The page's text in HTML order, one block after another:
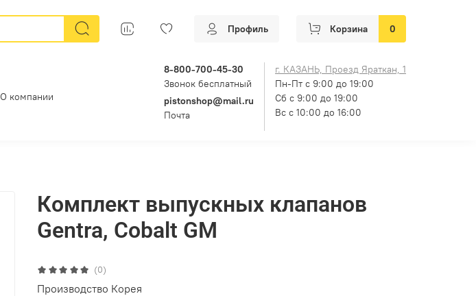
Профиль Корзина 0
О компании
8-800-700-45-30
Звонок бесплатный
pistonshop@mail.ru
Почта
г. КАЗАНЬ, Проезд Яраткан, 1
Пн-Пт с 9:00 до 19:00
Сб с 9:00 до 19:00
Вс с 10:00 до 16:00
(0)
Комплект выпускных клапанов
Gentra, Cobalt GM
Производство Корея